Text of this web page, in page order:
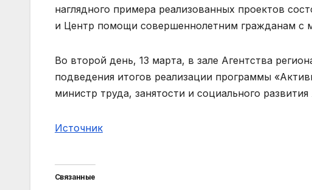
наглядного примера реализованных проектов
и Центр помощи совершеннолетним гражданам с
Во второй день, 13 марта, в зале Агентства
подведения итогов реализации программы
министр труда, занятости и социального
Источник
Связанные